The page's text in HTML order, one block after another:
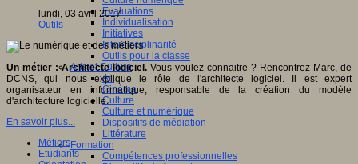
Evaluations
Individualisation
Initiatives
Interdisciplinarité
Outils pour la classe
Arts et Culture
Art
Cinéma
Culture
Culture et numérique
Dispositifs de médiation
Littérature
Formation
Compétences professionnelles
lundi, 03 avril 2017
Outils
Un métier : Architecte logiciel. Vous voulez connaitre ? Rencontrez Marc, de
DCNS, qui nous explique le rôle de l'architecte logiciel. Il est expert
organisateur en informatique, responsable de la création du modèle
d'architecture logicielle.
En savoir plus...
Métiers
Etudiants